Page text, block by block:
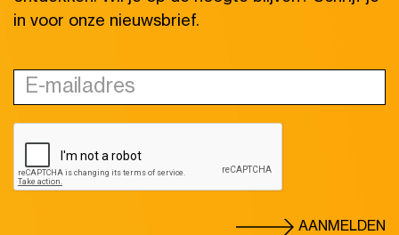
in voor onze nieuwsbrief.
AANMELDEN